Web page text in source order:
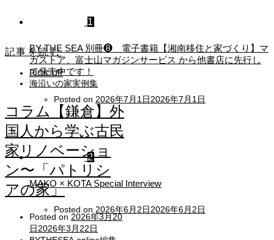
記事を読む
PICK UP
海沿いの家実例集
コラム【鎌倉】外
国人から学ぶ古民
家リノベーショ
ン〜「パトリシ
アの家」
Posted on 2026年3月20
日2026年3月22日
1
BY THE SEA 別冊❽ 電子書籍【湘南移住と家づくり】マ
ガストア、富士山マガジンサービス から他書店に先行し
て発売中です！
Posted on 2026年7月1日2026年7月1日
2
MAKO × KOTA Special Interview
Posted on 2026年6月2日2026年6月2日